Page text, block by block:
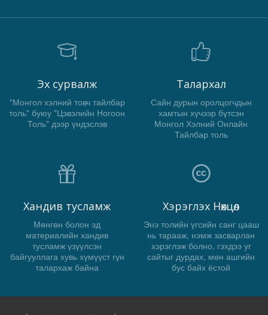
Эх сурвалж
"Монгол хэлний товч тайлбар
толь" буюу "Цэвэлийн Ногоон
Толь" дээр үндэслэв
Талархал
Сайн дурын оролцогчдын
хамтын хүчээр бүтсэн
Монгол Хэлний Онлайн
Тайлбар толь
Хандив тусламж
Мөнгөн болон эд
материалийн хандив
тусламж үзүүлсэн
байгууллага хувь хүмүүст гүн
талархаж байна
Хэрэглэх Нөхцөл
Энэ толийн үгсийн санг цааш
нь тарааж, нэмж засварлан
хэрэглэж болно, гэхдээ уг
сайтыг дурдах, мөн ашгийн
бус байх ёстой